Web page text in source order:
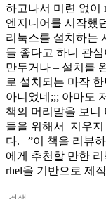
하고나서 미련 없이
엔지니어를 시작했
리눅스를 설치하는
들 좋다고 하니 관
만두거나 – 설치를
로 설치되는 마작
아니었네;;; 아마도
책의 머리말을 보니
들을 위해서 지우
다. ”이 책을 리뷰
에게 추천할 만한
rhel을 기반으로 제
검